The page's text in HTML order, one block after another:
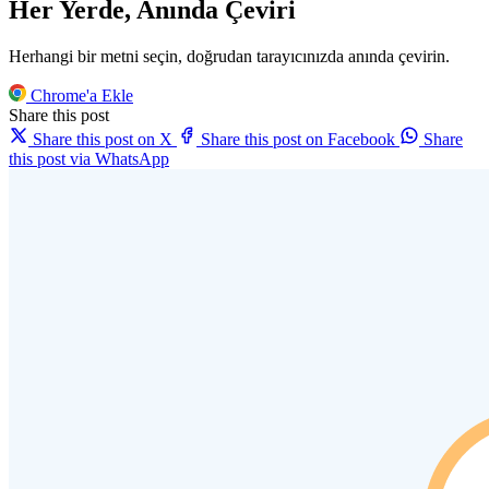
Her Yerde, Anında Çeviri
Herhangi bir metni seçin, doğrudan tarayıcınızda anında çevirin.
Chrome'a Ekle
Share this post
Share this post on X
Share this post on Facebook
Share
this post via WhatsApp